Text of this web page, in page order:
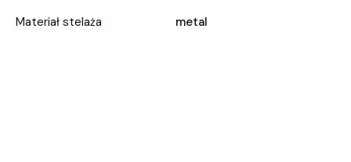
Materiał stelaża
metal